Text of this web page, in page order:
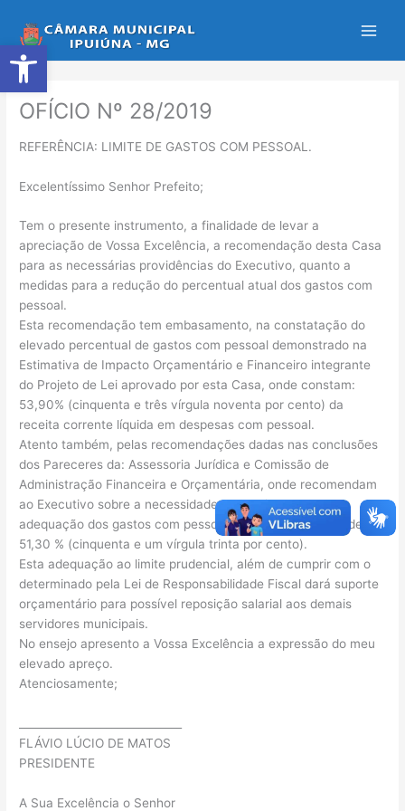
Abrir a barra de ferramentas
para
o
conteúdo
OFÍCIO Nº 28/2019
REFERÊNCIA: LIMITE DE GASTOS COM PESSOAL.
Excelentíssimo Senhor Prefeito;
Tem o presente instrumento, a finalidade de levar a
apreciação de Vossa Excelência, a recomendação desta Casa
para as necessárias providências do Executivo, quanto a
medidas para a redução do percentual atual dos gastos com
pessoal.
Esta recomendação tem embasamento, na constatação do
elevado percentual de gastos com pessoal demonstrado na
Estimativa de Impacto Orçamentário e Financeiro integrante
do Projeto de Lei aprovado por esta Casa, onde constam:
53,90% (cinquenta e três vírgula noventa por cento) da
receita corrente líquida em despesas com pessoal.
Atento também, pelas recomendações dadas nas conclusões
dos Pareceres da: Assessoria Jurídica e Comissão de
Administração Financeira e Orçamentária, onde recomendam
ao Executivo sobre a necessidade de medidas para a
adequação dos gastos com pessoal ao limite prudencial de:
51,30 % (cinquenta e um vírgula trinta por cento).
Esta adequação ao limite prudencial, além de cumprir com o
determinado pela Lei de Responsabilidade Fiscal dará suporte
orçamentário para possível reposição salarial aos demais
servidores municipais.
No ensejo apresento a Vossa Excelência a expressão do meu
elevado apreço.
Atenciosamente;
FLÁVIO LÚCIO DE MATOS
PRESIDENTE
A Sua Excelência o Senhor